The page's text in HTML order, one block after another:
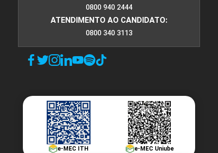
0800 940 2444
ATENDIMENTO AO CANDIDATO:
0800 340 3113
e-MEC ITH e-MEC Uniube